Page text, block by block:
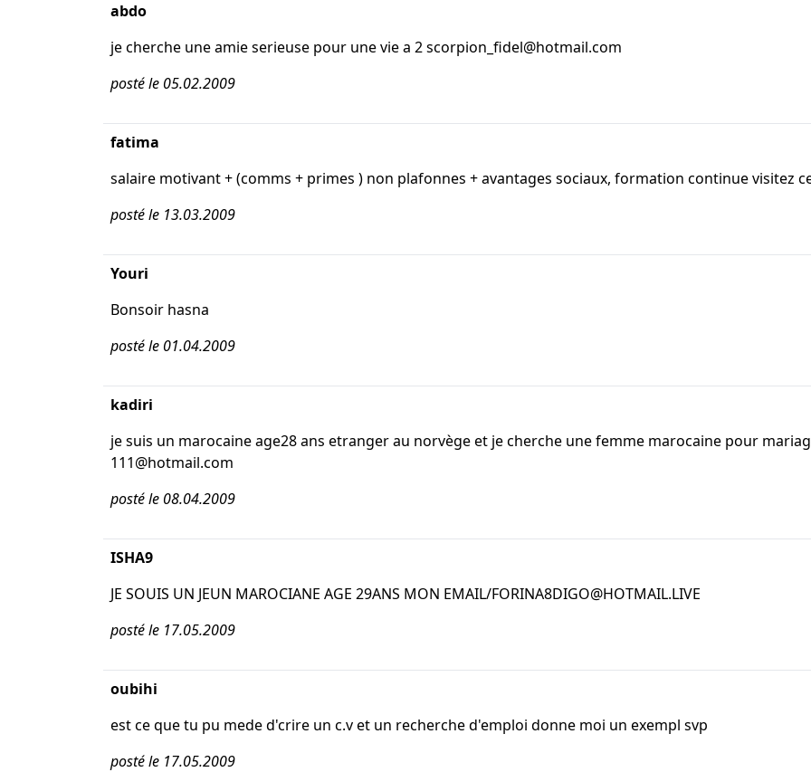
abdo
je cherche une amie serieuse pour une vie a 2 scorpion_fidel@hotmail.com
posté le 05.02.2009
fatima
salaire motivant + (comms + primes ) non plafonnes + avantages sociaux, formation continue visitez
posté le 13.03.2009
Youri
Bonsoir hasna
posté le 01.04.2009
kadiri
je suis un marocaine age28 ans etranger au norvège et je cherche une femme marocaine pour
111@hotmail.com
posté le 08.04.2009
ISHA9
JE SOUIS UN JEUN MAROCIANE AGE 29ANS MON EMAIL/FORINA8DIGO@HOTMAIL.LIVE
posté le 17.05.2009
oubihi
est ce que tu pu mede d'crire un c.v et un recherche d'emploi donne moi un exempl svp
posté le 17.05.2009